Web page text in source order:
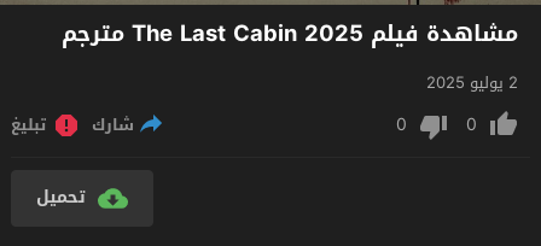
مشاهدة فيلم The Last Cabin 2025 مترجم
2 يوليو 2025
0
0 شارك تبليغ
تحميل